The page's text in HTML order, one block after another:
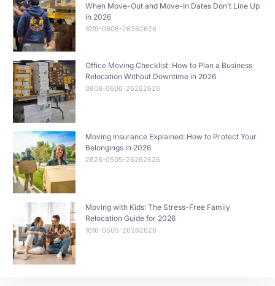
When Move-Out and Move-In Dates Don’t Line Up
in 2026
1919-0606-26262626
Office Moving Checklist: How to Plan a Business
Relocation Without Downtime in 2026
0808-0606-26262626
Moving Insurance Explained: How to Protect Your
Belongings in 2026
2828-0505-26262626
Moving with Kids: The Stress-Free Family
Relocation Guide for 2026
1616-0505-26262626